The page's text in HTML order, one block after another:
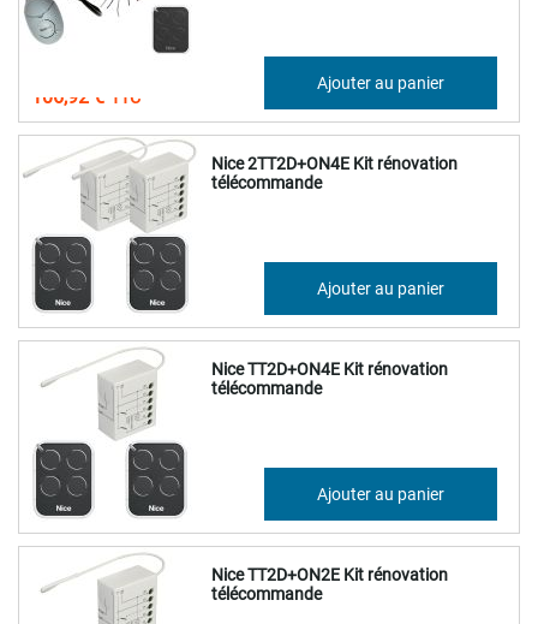
106,92 €
Ajouter au panier
Nice 2TT2D+ON4E Kit rénovation
télécommande
289,11 €
240,92 € Ajouter au panier
Nice TT2D+ON4E Kit rénovation
télécommande
181,65 €
151,37 € Ajouter au panier
Nice TT2D+ON2E Kit rénovation
télécommande